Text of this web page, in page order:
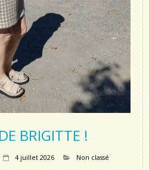
BRIGITTE !
4 juillet 2026 Non classé